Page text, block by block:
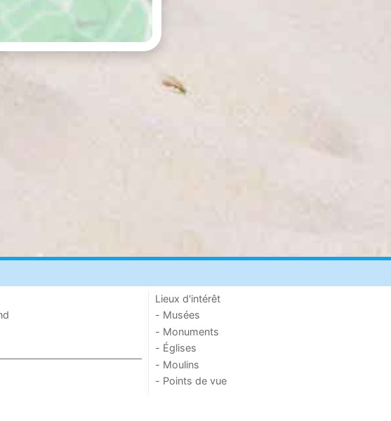
Lieux d'intérêt
- Musées
- Monuments
- Églises
- Moulins
- Points de vue